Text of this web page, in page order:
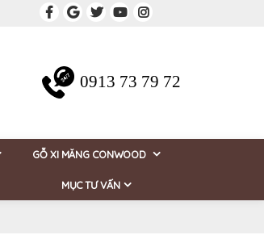
0913 73 79 72
GỖ XI MĂNG CONWOOD
MỤC TƯ VẤN